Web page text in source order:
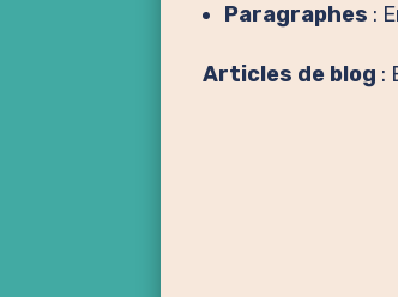
Paragraphes :
Articles de blog :